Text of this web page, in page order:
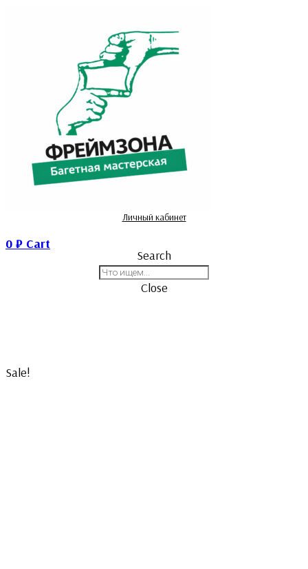
Личный кабинет
0 ₽ Cart
Search
Close
Sale!